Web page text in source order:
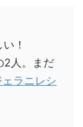
！
2人。まだ
ラニレシ